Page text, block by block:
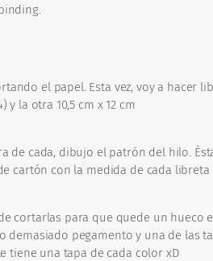
el papel. Esta vez, voy a hacer
y la otra 10,5 cm x 12 cm
de cada, dibujo el patrón del hilo.
cartón con la medida de cada libreta
cortarlas para que quede un hueco
demasiado pegamento y una de las
tiene una tapa de cada color xD